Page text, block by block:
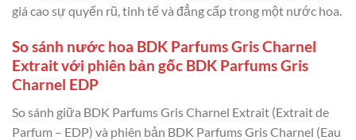
giá cao sự quyến rũ, tinh tế và đẳng cấp trong một nước hoa.
So sánh nước hoa BDK Parfums Gris Charnel
Extrait với phiên bản gốc BDK Parfums Gris
Charnel EDP
So sánh giữa BDK Parfums Gris Charnel Extrait (Extrait de
Parfum – EDP) và phiên bản BDK Parfums Gris Charnel (Eau